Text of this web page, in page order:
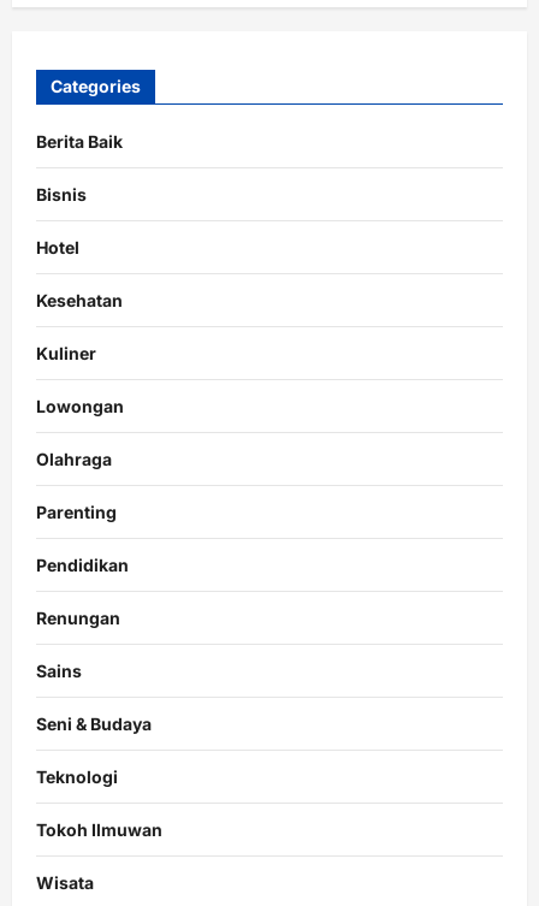
Categories
Berita Baik
Bisnis
Hotel
Kesehatan
Kuliner
Lowongan
Olahraga
Parenting
Pendidikan
Renungan
Sains
Seni & Budaya
Teknologi
Tokoh Ilmuwan
Wisata